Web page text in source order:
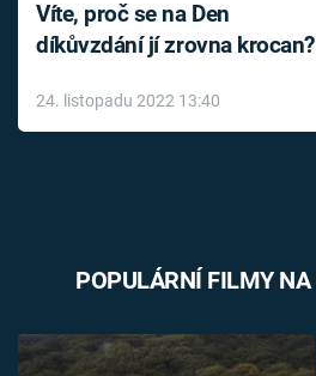
Víte, proč se na Den
díkůvzdání jí zrovna krocan?
24. listopadu 2022 13:40
POPULÁRNÍ FILMY